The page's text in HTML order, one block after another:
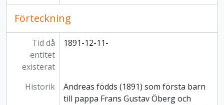
Förteckning
Tid då
entitet
existerat
1891-12-11-
Historik
Andreas födds (1891) som första barn
till pappa Frans Gustav Öberg och